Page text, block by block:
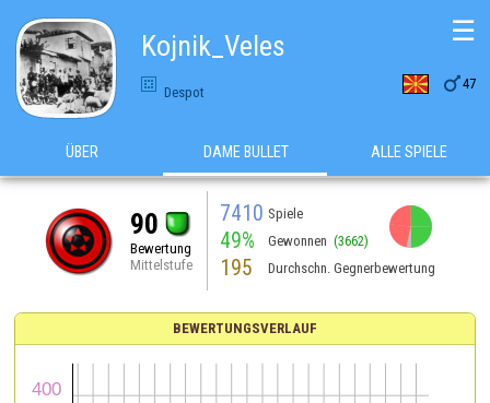
Kojnik_Veles
Despot 47
☰
ÜBER DAME BULLET ALLE SPIELE
90
Bewertung
Mittelstufe
7410 Spiele
49% Gewonnen (3662)
195 Durchschn. Gegnerbewertung
BEWERTUNGSVERLAUF